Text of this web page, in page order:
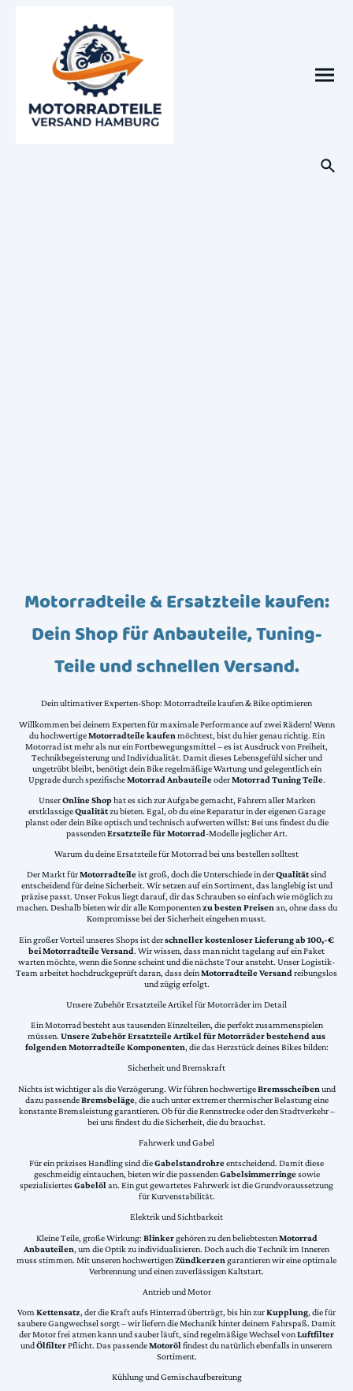
Motorradteile & Ersatzteile kaufen:
Dein Shop für Anbauteile, Tuning-
Teile und schnellen Versand.
Dein ultimativer Experten-Shop: Motorradteile kaufen & Bike optimieren
Willkommen bei deinem Experten für maximale Performance auf zwei Rädern! Wenn
du hochwertigeMotorradteile kaufen möchtest, bist du hier genau richtig. Ein
Motorrad ist mehr als nur ein Fortbewegungsmittel – es ist Ausdruck von Freiheit,
Technikbegeisterung und Individualität. Damit dieses Lebensgefühl sicher und
ungetrübt bleibt, benötigt dein Bike regelmäßige Wartung und gelegentlich ein
Upgrade durch spezifischeMotorrad AnbauteileoderMotorrad Tuning Teile.
UnserOnline Shophat es sich zur Aufgabe gemacht, Fahrern aller Marken
erstklassigeQualitätzu bieten. Egal, ob du eine Reparatur in der eigenen Garage
planst oder dein Bike optisch und technisch aufwerten willst: Bei uns findest du die
passendenErsatzteile für Motorrad-Modelle jeglicher Art.
Warum du deine Ersatzteile für Motorrad bei uns bestellen solltest
Der Markt fürMotorradteileist groß, doch die Unterschiede in derQualitätsind
entscheidend für deine Sicherheit. Wir setzen auf ein Sortiment, das langlebig ist und
präzise passt. Unser Fokus liegt darauf, dir das Schrauben so einfach wie möglich zu
machen. Deshalb bieten wir dir alle Komponentenzu besten Preisenan, ohne dass du
Kompromisse bei der Sicherheit eingehen musst.
Ein großer Vorteil unseres Shops ist derschneller kostenloser Lieferung ab 100,-€
bei Motorradteile Versand. Wir wissen, dass man nicht tagelang auf ein Paket
warten möchte, wenn die Sonne scheint und die nächste Tour ansteht. Unser Logistik-
Team arbeitet hochdruckgeprüft daran, dass deinMotorradteile Versand reibungslos
und zügig erfolgt.
Unsere Zubehör Ersatzteile Artikel für Motorräder im Detail
Ein Motorrad besteht aus tausenden Einzelteilen, die perfekt zusammenspielen
müssen. Unsere Zubehör Ersatzteile Artikel für Motorräder bestehend aus
folgenden Motorradteile Komponenten, die das Herzstück deines Bikes bilden:
Sicherheit und Bremskraft
Nichts ist wichtiger als die Verzögerung. Wir führen hochwertigeBremsscheiben und
dazu passendeBremsbeläge, die auch unter extremer thermischer Belastung eine
konstante Bremsleistung garantieren. Ob für die Rennstrecke oder den Stadtverkehr –
bei uns findest du die Sicherheit, die du brauchst.
Fahrwerk und Gabel
Für ein präzises Handling sind dieGabelstandrohreentscheidend. Damit diese
geschmeidig eintauchen, bieten wir die passendenGabelsimmerringesowie
spezialisiertesGabelölan. Ein gut gewartetes Fahrwerk ist die Grundvoraussetzung
für Kurvenstabilität.
Elektrik und Sichtbarkeit
Kleine Teile, große Wirkung: Blinkergehören zu den beliebtestenMotorrad
Anbauteilen, um die Optik zu individualisieren. Doch auch die Technik im Inneren
muss stimmen. Mit unseren hochwertigenZündkerzen garantieren wir eine optimale
Verbrennung und einen zuverlässigen Kaltstart.
Antrieb und Motor
VomKettensatz, der die Kraft aufs Hinterrad überträgt, bis hin zurKupplung, die für
saubere Gangwechsel sorgt – wir liefern die Mechanik hinter deinem Fahrspaß. Damit
der Motor frei atmen kann und sauber läuft, sind regelmäßige Wechsel vonLuftfilter
undÖlfilterPflicht. Das passendeMotorölfindest du natürlich ebenfalls in unserem
Sortiment.
Kühlung und Gemischaufbereitung